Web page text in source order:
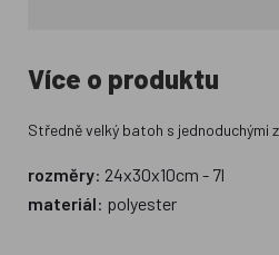
Více o produktu
Středně velký batoh s jednoduchými
rozměry: 24x30x10cm - 7l
materiál: polyester